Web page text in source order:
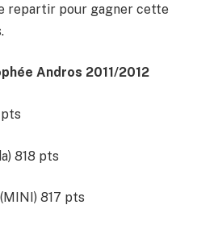
repartir pour gagner cette
Andros 2011/2012
pts
818 pts
817 pts